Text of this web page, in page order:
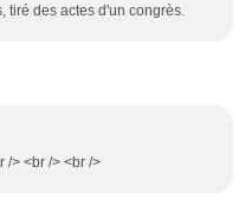
des actes d'un congrès.
/> <br /> <br />